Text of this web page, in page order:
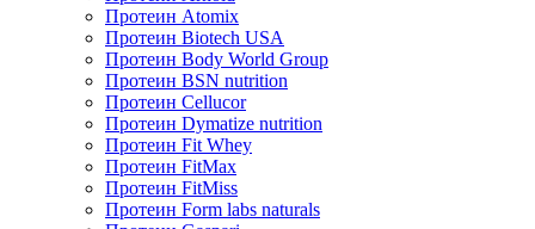
Протеин Atomix
Протеин Biotech USA
Протеин Body World Group
Протеин BSN nutrition
Протеин Cellucor
Протеин Dymatize nutrition
Протеин Fit Whey
Протеин FitMax
Протеин FitMiss
Протеин Form labs naturals